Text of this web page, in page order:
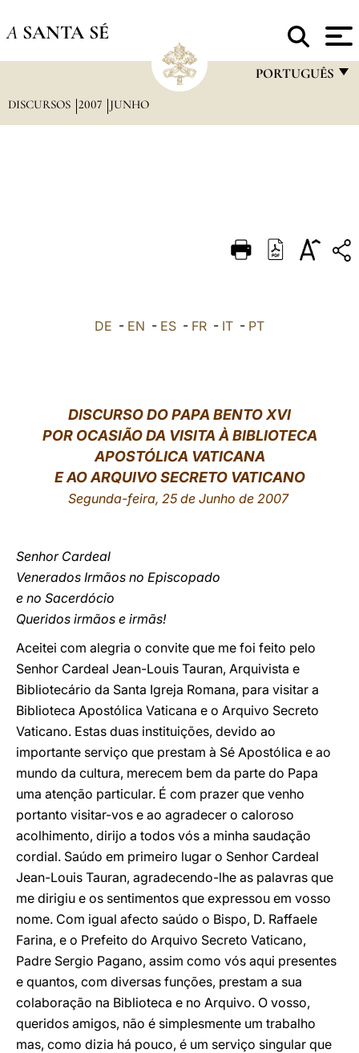
A SANTA SÉ
PORTUGUÊS
DEUTSCH
العربيّة
DISCURSOS 2007 JUNHO
DE - EN - ES - FR - IT - PT
DISCURSO DO PAPA BENTO XVI
POR OCASIÃO DA VISITA À BIBLIOTECA
APOSTÓLICA VATICANA
E AO ARQUIVO SECRETO VATICANO
Segunda-feira, 25 de Junho de 2007
Senhor Cardeal
Venerados Irmãos no Episcopado
e no Sacerdócio
Queridos irmãos e irmãs!
Aceitei com alegria o convite que me foi feito pelo
Senhor Cardeal Jean-Louis Tauran, Arquivista e
Bibliotecário da Santa Igreja Romana, para visitar a
Biblioteca Apostólica Vaticana e o Arquivo Secreto
Vaticano. Estas duas instituições, devido ao
importante serviço que prestam à Sé Apostólica e ao
mundo da cultura, merecem bem da parte do Papa
uma atenção particular. É com prazer que venho
portanto visitar-vos e ao agradecer o caloroso
acolhimento, dirijo a todos vós a minha saudação
cordial. Saúdo em primeiro lugar o Senhor Cardeal
Jean-Louis Tauran, agradecendo-lhe as palavras que
me dirigiu e os sentimentos que expressou em vosso
nome. Com igual afecto saúdo o Bispo, D. Raffaele
Farina, e o Prefeito do Arquivo Secreto Vaticano,
Padre Sergio Pagano, assim como vós aqui presentes
e quantos, com diversas funções, prestam a sua
colaboração na Biblioteca e no Arquivo. O vosso,
queridos amigos, não é simplesmente um trabalho
mas, como dizia há pouco, é um serviço singular que